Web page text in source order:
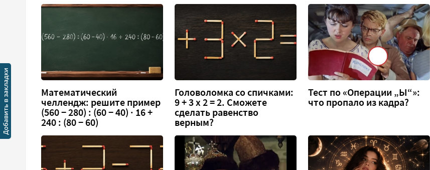
Математический
челлендж: решите пример
(560 − 280) : (60 − 40) · 16 +
240 : (80 − 60)
Головоломка со спичками:
9 + 3 х 2 = 2. Сможете
сделать равенство
верным?
Тест по «Операции „Ы“»:
что пропало из кадра?